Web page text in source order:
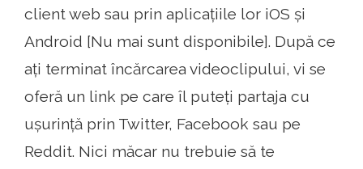
client web sau prin aplicațiile lor iOS și
Android [Nu mai sunt disponibile]. După ce
ați terminat încărcarea videoclipului, vi se
oferă un link pe care îl puteți partaja cu
ușurință prin Twitter, Facebook sau pe
Reddit. Nici măcar nu trebuie să te